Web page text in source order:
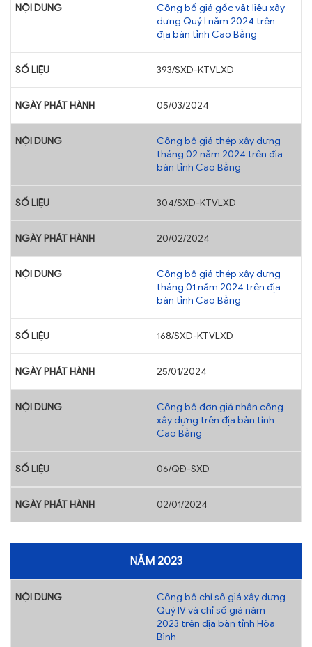
Công bố giá gốc vật liệu xây
dựng Quý I năm 2024 trên
địa bàn tỉnh Cao Bằng
393/SXD-KTVLXD
05/03/2024
Công bố giá thép xây dựng
tháng 02 năm 2024 trên địa
bàn tỉnh Cao Bằng
304/SXD-KTVLXD
20/02/2024
Công bố giá thép xây dựng
tháng 01 năm 2024 trên địa
bàn tỉnh Cao Bằng
168/SXD-KTVLXD
25/01/2024
Công bố đơn giá nhân công
xây dựng trên địa bàn tỉnh
Cao Bằng
06/QĐ-SXD
02/01/2024
NĂM 2023
Công bố chỉ số giá xây dựng
Quý IV và chỉ số giá năm
2023 trên địa bàn tỉnh Hòa
Bình